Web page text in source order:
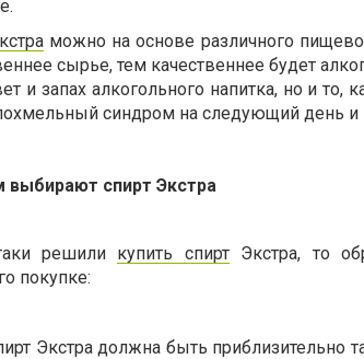
можно на основе различного
сырье, тем качественнее будет
и запах алкогольного напитка, но и то,
синдром на следующий день и
выбирают спирт Экстра
решили купить спиртЭкстра, то
покупке:
Экстра должна быть приблизительно